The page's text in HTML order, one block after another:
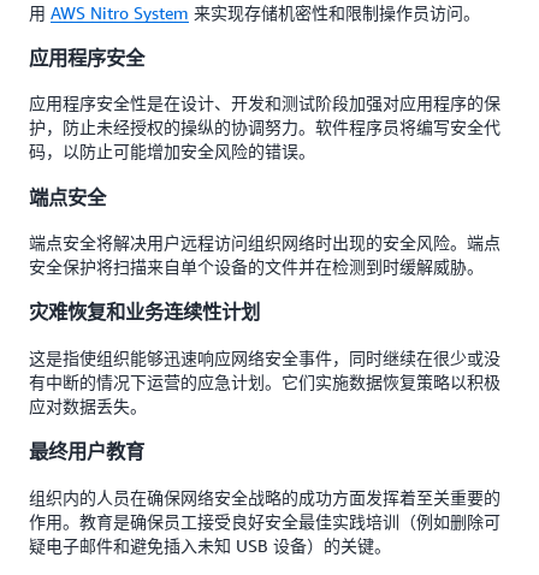
用 AWS Nitro System 来实现存储机密性和限制操作员访问。
应用程序安全
应用程序安全性是在设计、开发和测试阶段加强对应用程序的保
护，防止未经授权的操纵的协调努力。软件程序员将编写安全代
码，以防止可能增加安全风险的错误。
端点安全
端点安全将解决用户远程访问组织网络时出现的安全风险。端点
安全保护将扫描来自单个设备的文件并在检测到时缓解威胁。
灾难恢复和业务连续性计划
这是指使组织能够迅速响应网络安全事件，同时继续在很少或没
有中断的情况下运营的应急计划。它们实施数据恢复策略以积极
应对数据丢失。
最终用户教育
组织内的人员在确保网络安全战略的成功方面发挥着至关重要的
作用。教育是确保员工接受良好安全最佳实践培训（例如删除可
疑电子邮件和避免插入未知 USB 设备）的关键。